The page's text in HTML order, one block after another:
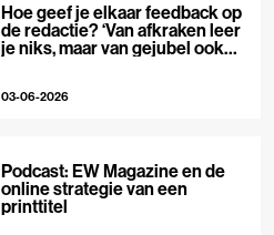
Hoe geef je elkaar feedback op
de redactie? ‘Van afkraken leer
je niks, maar van gejubel ook
03-06-2026
Podcast: EW Magazine en de
online strategie van een
printtitel